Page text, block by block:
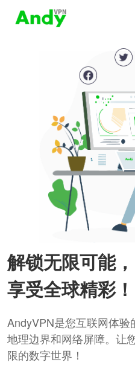
解锁无限可能，
享受全球精彩！
AndyVPN是您互联网体
地理边界和网络屏障。让
限的数字世界！